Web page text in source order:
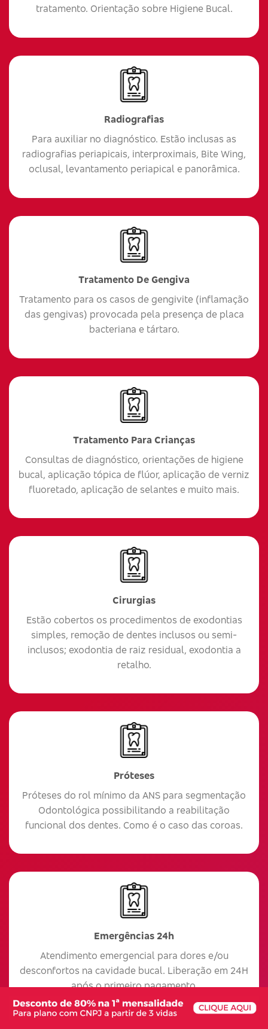
tratamento. Orientação sobre Higiene Bucal.
Radiografias
Para auxiliar no diagnóstico. Estão inclusas as
radiografias periapicais, interproximais, Bite Wing,
oclusal, levantamento periapical e panorâmica.
Tratamento De Gengiva
Tratamento para os casos de gengivite (inflamação
das gengivas) provocada pela presença de placa
bacteriana e tártaro.
Tratamento Para Crianças
Consultas de diagnóstico, orientações de higiene
bucal, aplicação tópica de flúor, aplicação de verniz
fluoretado, aplicação de selantes e muito mais.
Cirurgias
Estão cobertos os procedimentos de exodontias
simples, remoção de dentes inclusos ou semi-
inclusos; exodontia de raiz residual, exodontia a
retalho.
Próteses
Próteses do rol mínimo da ANS para segmentação
Odontológica possibilitando a reabilitação
funcional dos dentes. Como é o caso das coroas.
Emergências 24h
Atendimento emergencial para dores e/ou
desconfortos na cavidade bucal. Liberação em 24H
após o primeiro pagamento.